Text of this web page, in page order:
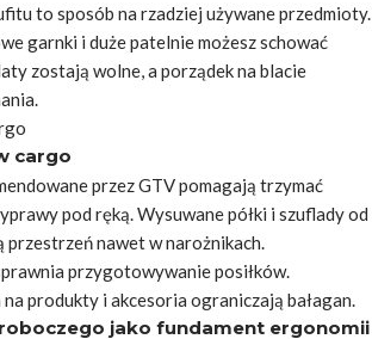
to sposób na rzadziej używane przedmioty.
garnki i duże patelnie możesz schować
zostają wolne, a porządek na blacie
cargo
przez GTV pomagają trzymać
pod ręką. Wysuwane półki i szuflady od
przestrzeń nawet w narożnikach.
przygotowywanie posiłków.
produkty i akcesoria ograniczają bałagan.
jako fundament ergonomii